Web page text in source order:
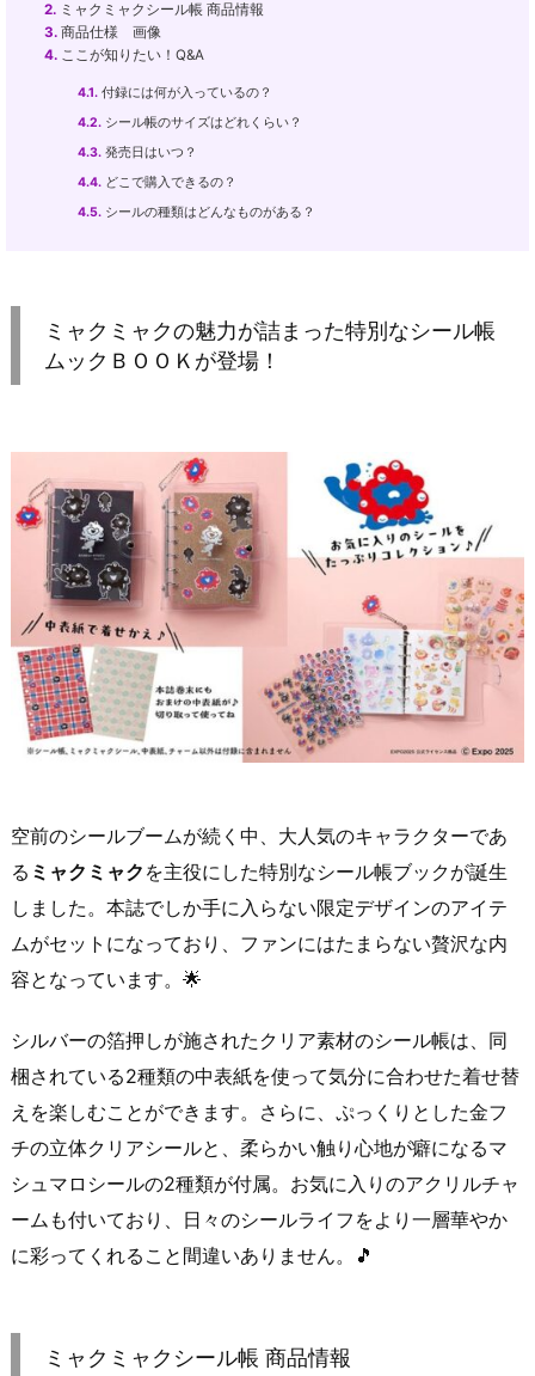
2. ミャクミャクシール帳 商品情報
3. 商品仕様 画像
4. ここが知りたい！Q&A
4.1. 付録には何が入っているの？
4.2. シール帳のサイズはどれくらい？
4.3. 発売日はいつ？
4.4. どこで購入できるの？
4.5. シールの種類はどんなものがある？
ミャクミャクの魅力が詰まった特別なシール帳
ムックＢＯＯＫが登場！
空前のシールブームが続く中、大人気のキャラクターであ
る ミャクミャク を主役にした特別なシール帳ブックが誕生
しました。本誌でしか手に入らない限定デザインのアイテ
ムがセットになっており、ファンにはたまらない贅沢な内
容となっています。🌟
シルバーの箔押しが施されたクリア素材のシール帳は、同
梱されている2種類の中表紙を使って気分に合わせた着せ替
えを楽しむことができます。さらに、ぷっくりとした金フ
チの立体クリアシールと、柔らかい触り心地が癖になるマ
シュマロシールの2種類が付属。お気に入りのアクリルチャ
ームも付いており、日々のシールライフをより一層華やか
に彩ってくれること間違いありません。🎵
ミャクミャクシール帳 商品情報